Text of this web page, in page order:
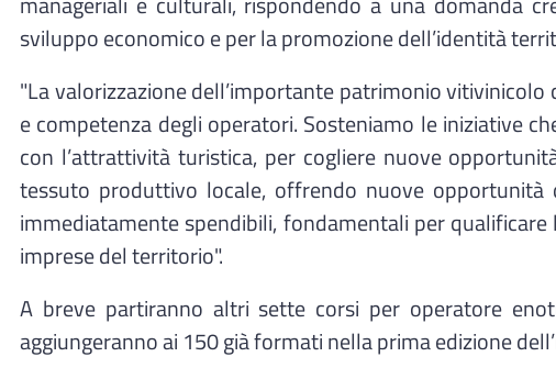
sviluppo economico e per la promozione dell’identità
"La valorizzazione dell’importante patrimonio vitivinicolo
e competenza degli operatori. Sosteniamo le iniziative
con l’attrattività turistica, per cogliere nuove
tessuto produttivo locale, offrendo nuove
immediatamente spendibili, fondamentali per
imprese del territorio".
A breve partiranno altri sette corsi per operatore
aggiungeranno ai 150 già formati nella prima edizione